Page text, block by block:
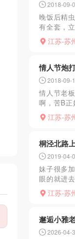
2018-09-
晚饭后精
有全套，
楼，经理
什么服务
江苏-苏
情人节炮
2018-09-
情人节老
啊，苦B
炮Q只见
30多岁，
江苏-苏
桐泾北路
2019-04-
妹子很多
眼的就进
江苏-苏
邂逅小雅
2026-04-